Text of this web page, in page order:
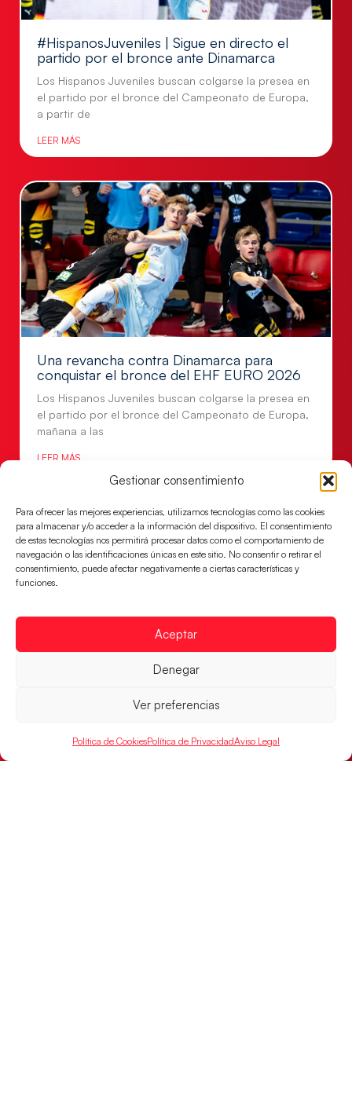
Gestionar consentimiento
Para ofrecer las mejores experiencias, utilizamos tecnologías como las cookies
para almacenar y/o acceder a la información del dispositivo. El consentimiento
de estas tecnologías nos permitirá procesar datos como el comportamiento de
navegación o las identificaciones únicas en este sitio. No consentir o retirar el
consentimiento, puede afectar negativamente a ciertas características y
funciones.
Aceptar
Denegar
Ver preferencias
Política de CookiesPolítica de PrivacidadAviso Legal
#HispanosJuveniles | Sigue en directo el
partido por el bronce ante Dinamarca
Los Hispanos Juveniles buscan colgarse la presea en
el partido por el bronce del Campeonato de Europa,
a partir de
LEER MÁS
Una revancha contra Dinamarca para
conquistar el bronce del EHF EURO 2026
Los Hispanos Juveniles buscan colgarse la presea en
el partido por el bronce del Campeonato de Europa,
mañana a las
LEER MÁS
Montenegro, última frontera para las
mañana, a las 17:30h., el oro en el Campeonato del